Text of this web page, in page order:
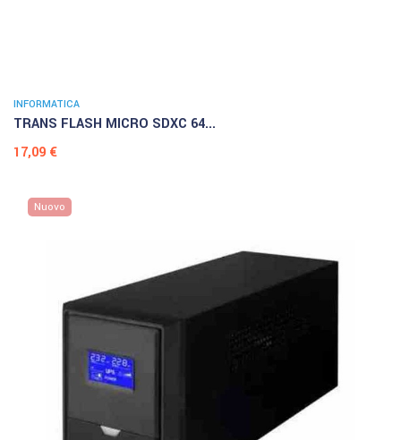
INFORMATICA
TRANS FLASH MICRO SDXC 64...
Prezzo
17,09 €
Nuovo